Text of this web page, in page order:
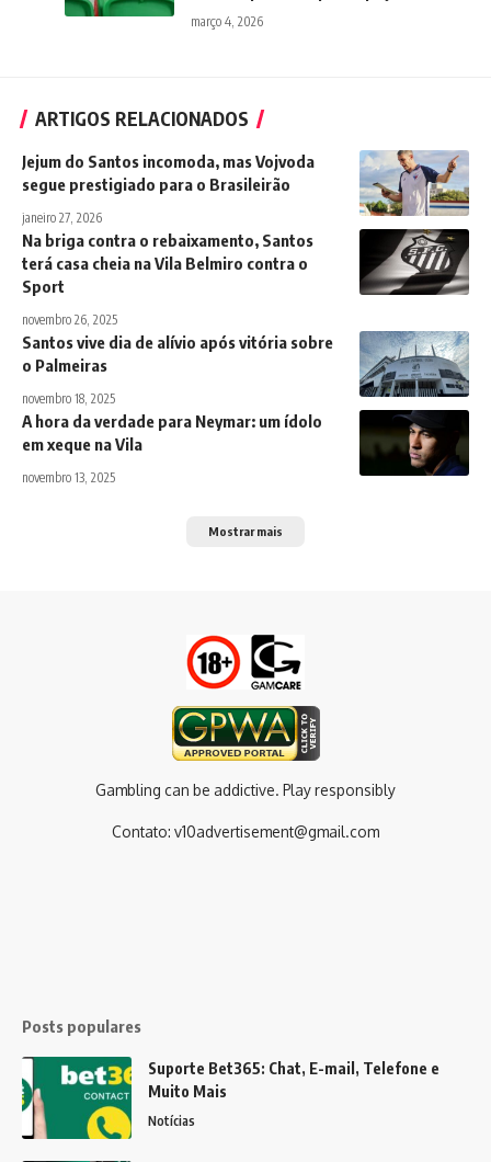
março 4, 2026
ARTIGOS RELACIONADOS
Jejum do Santos incomoda, mas Vojvoda
segue prestigiado para o Brasileirão
janeiro 27, 2026
Na briga contra o rebaixamento, Santos
terá casa cheia na Vila Belmiro contra o
Sport
novembro 26, 2025
Santos vive dia de alívio após vitória sobre
o Palmeiras
novembro 18, 2025
A hora da verdade para Neymar: um ídolo
em xeque na Vila
novembro 13, 2025
Mostrar mais
Gambling can be addictive. Play responsibly
Contato: v10advertisement@gmail.com
Posts populares
Suporte Bet365: Chat, E-mail, Telefone e
Muito Mais
Notícias